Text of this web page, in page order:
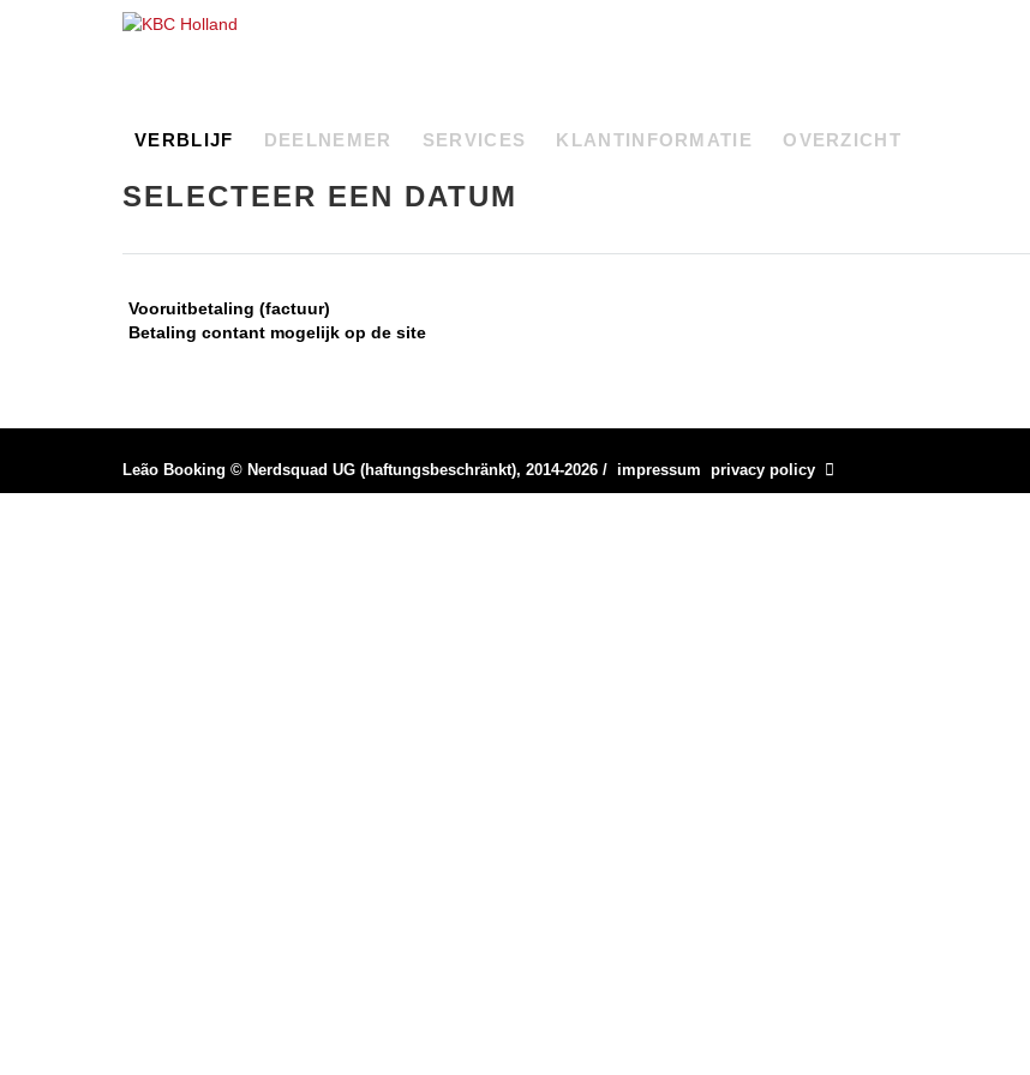
VERBLIJF DEELNEMER SERVICES KLANTINFORMATIE OVERZICHT
SELECTEER EEN DATUM
Vooruitbetaling (factuur)
Betaling contant mogelijk op de site
Leão Booking © Nerdsquad UG (haftungsbeschränkt), 2014-2026 / impressum privacy policy